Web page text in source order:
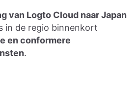
van Logto Cloud naar Japan
in de regio binnenkort
en conformere
.